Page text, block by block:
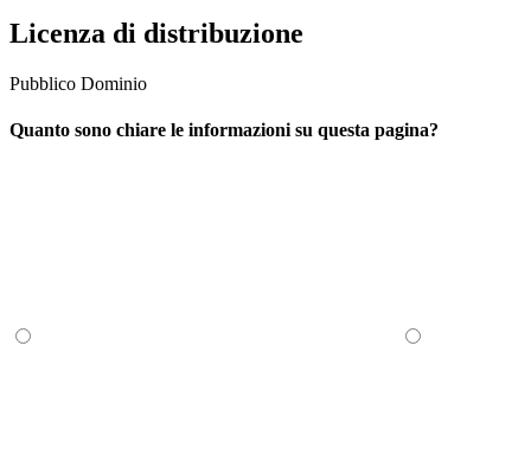
Licenza di distribuzione
Pubblico Dominio
Quanto sono chiare le informazioni su questa pagina?